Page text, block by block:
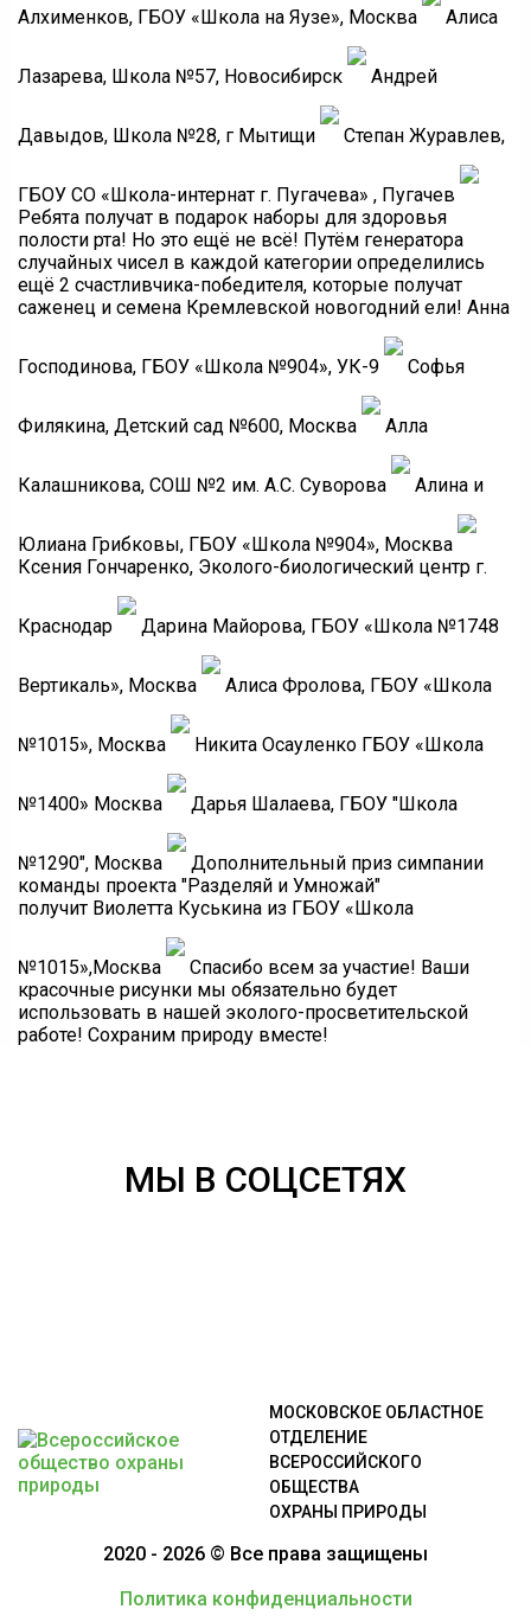
Алхименков, ГБОУ «Школа на Яузе», Москва Алиса
Лазарева, Школа №57, Новосибирск Андрей
Давыдов, Школа №28, г Мытищи Степан Журавлев,
ГБОУ СО «Школа-интернат г. Пугачева» , Пугачев
Ребята получат в подарок наборы для здоровья
полости рта! Но это ещё не всё! Путём генератора
случайных чисел в каждой категории определились
ещё 2 счастливчика-победителя, которые получат
саженец и семена Кремлевской новогодний ели! Анна
Господинова, ГБОУ «Школа №904», УК-9 Софья
Филякина, Детский сад №600, Москва Алла
Калашникова, СОШ №2 им. А.С. Суворова Алина и
Юлиана Грибковы, ГБОУ «Школа №904», Москва
Ксения Гончаренко, Эколого-биологический центр г.
Краснодар Дарина Майорова, ГБОУ «Школа №1748
Вертикаль», Москва Алиса Фролова, ГБОУ «Школа
№1015», Москва Никита Осауленко ГБОУ «Школа
№1400» Москва Дарья Шалаева, ГБОУ "Школа
№1290", Москва
Дополнительный приз симпании
команды проекта "Разделяй и Умножай"
получит Виолетта Куськина из ГБОУ «Школа
№1015»,Москва
Спасибо всем за участие! Ваши
красочные рисунки мы обязательно будет
использовать в нашей эколого-просветительской
работе! Сохраним природу вместе!
МЫ В СОЦСЕТЯХ
МОСКОВСКОЕ ОБЛАСТНОЕ
ОТДЕЛЕНИЕ
ВСЕРОССИЙСКОГО
ОБЩЕСТВА
ОХРАНЫ ПРИРОДЫ
2020 - 2026 © Все права защищены
Политика конфиденциальности